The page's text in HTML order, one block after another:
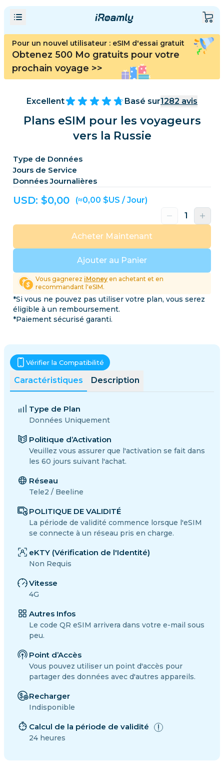
Pour un nouvel utilisateur : eSIM d'essai gratuit
Obtenez 500 Mo gratuits pour votre
prochain voyage >>
Excellent Basé sur1282 avis
Plans eSIM pour les voyageurs
vers la Russie
Type de Données
Jours de Service
Données Journalières
USD: $0,00 (≈0,00 $US / Jour)
Ajouter au Panier
Acheter Maintenant
Vous gagnerez iMoney en achetant et en
recommandant l'eSIM.
*Si vous ne pouvez pas utiliser votre plan, vous serez
éligible à un remboursement.
*Paiement sécurisé garanti.
Caractéristiques Description
Vérifier la Compatibilité
Type de Plan
Données Uniquement
Politique d’Activation
Veuillez vous assurer que l'activation se fait dans
les 60 jours suivant l'achat.
Réseau
Tele2 / Beeline
POLITIQUE DE VALIDITÉ
La période de validité commence lorsque l'eSIM
se connecte à un réseau pris en charge.
eKTY (Vérification de l'Identité)
Non Requis
Vitesse
4G
Autres Infos
Le code QR eSIM arrivera dans votre e-mail sous
peu.
Point d’Accès
Vous pouvez utiliser un point d'accès pour
partager des données avec d'autres appareils.
Recharger
Indisponible
Calcul de la période de validité
24 heures